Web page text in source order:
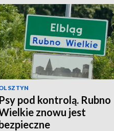
Psy pod kontrolą. Rubno
znowu jest